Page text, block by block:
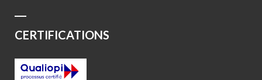
CERTIFICATIONS